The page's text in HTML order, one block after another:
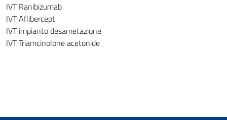
IVT Ranibizumab
IVT Aflibercept
IVT impianto desametazione
IVT Triamcinolone acetonide